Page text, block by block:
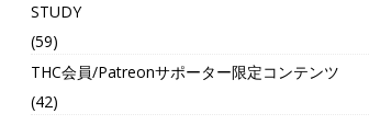
STUDY
(59)
THC会員/Patreonサポーター限定コンテンツ
(42)